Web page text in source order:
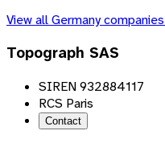
View allGermany
Topograph SAS
SIREN 932884117
RCS Paris
Contact